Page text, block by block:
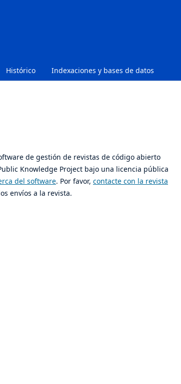
Histórico Indexaciones y bases de datos
de gestión de revistas de código abierto
Knowledge Project bajo una licencia pública
del software. Por favor, contacte con la revista
envíos a la revista.